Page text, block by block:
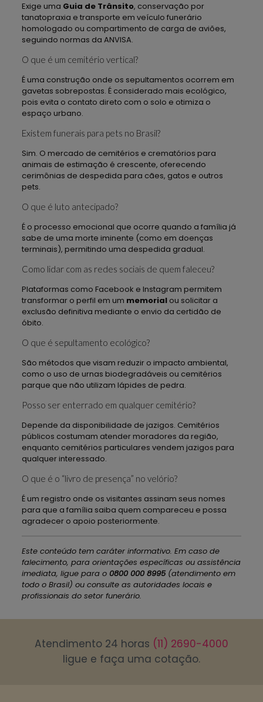
Exige uma Guia de Trânsito, conservação por
tanatopraxia e transporte em veículo funerário
homologado ou compartimento de carga de aviões,
seguindo normas da ANVISA.
O que é um cemitério vertical?
É uma construção onde os sepultamentos ocorrem em
gavetas sobrepostas. É considerado mais ecológico,
pois evita o contato direto com o solo e otimiza o
espaço urbano.
Existem funerais para pets no Brasil?
Sim. O mercado de cemitérios e crematórios para
animais de estimação é crescente, oferecendo
cerimônias de despedida para cães, gatos e outros
pets.
O que é luto antecipado?
É o processo emocional que ocorre quando a família já
sabe de uma morte iminente (como em doenças
terminais), permitindo uma despedida gradual.
Como lidar com as redes sociais de quem faleceu?
Plataformas como Facebook e Instagram permitem
transformar o perfil em um memorialou solicitar a
exclusão definitiva mediante o envio da certidão de
óbito.
O que é sepultamento ecológico?
São métodos que visam reduzir o impacto ambiental,
como o uso de urnas biodegradáveis ou cemitérios
parque que não utilizam lápides de pedra.
Posso ser enterrado em qualquer cemitério?
Depende da disponibilidade de jazigos. Cemitérios
públicos costumam atender moradores da região,
enquanto cemitérios particulares vendem jazigos para
qualquer interessado.
O que é o “livro de presença” no velório?
É um registro onde os visitantes assinam seus nomes
para que a família saiba quem compareceu e possa
agradecer o apoio posteriormente.
Este conteúdo tem caráter informativo. Em caso de
falecimento, para orientações específicas ou assistência
imediata, ligue para o 0800 000 8995(atendimento em
todo o Brasil) ou consulte as autoridades locais e
profissionais do setor funerário.
Atendimento 24 horas (11) 2690-4000
ligue e faça uma cotação.